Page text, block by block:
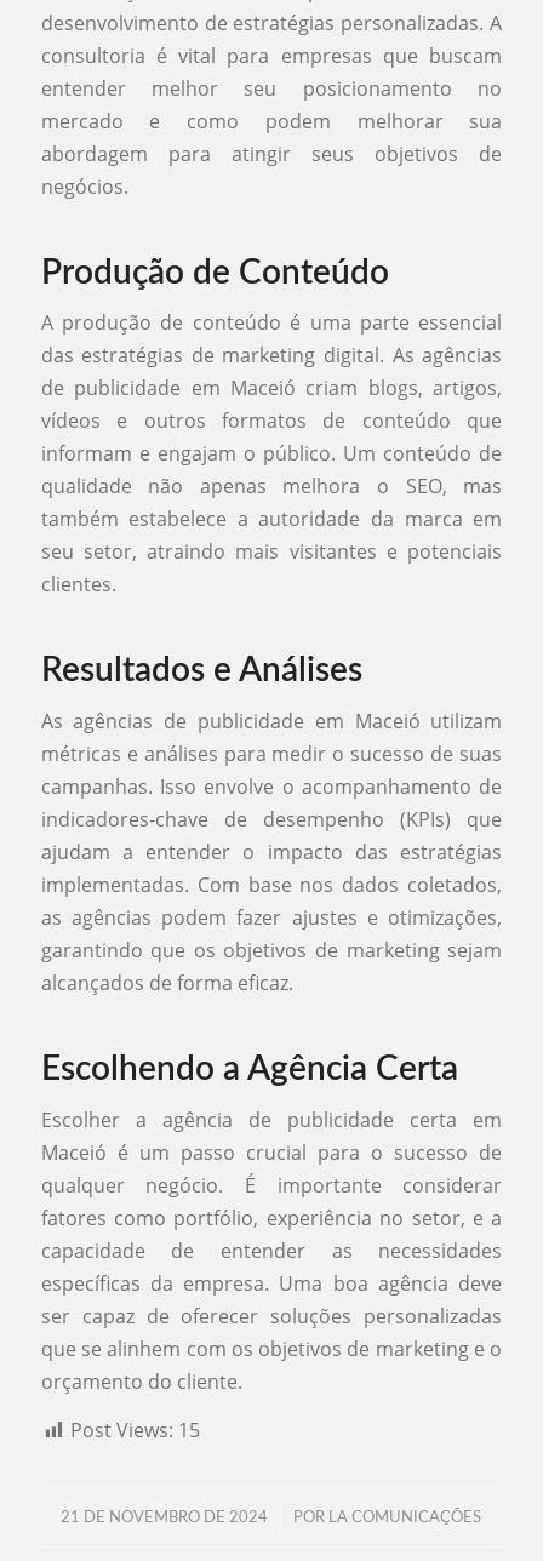
desenvolvimento de estratégias personalizadas. A
consultoria é vital para empresas que buscam
entender melhor seu posicionamento no
mercado e como podem melhorar sua
abordagem para atingir seus objetivos de
negócios.
Produção de Conteúdo
A produção de conteúdo é uma parte essencial
das estratégias de marketing digital. As agências
de publicidade em Maceió criam blogs, artigos,
vídeos e outros formatos de conteúdo que
informam e engajam o público. Um conteúdo de
qualidade não apenas melhora o SEO, mas
também estabelece a autoridade da marca em
seu setor, atraindo mais visitantes e potenciais
clientes.
Resultados e Análises
As agências de publicidade em Maceió utilizam
métricas e análises para medir o sucesso de suas
campanhas. Isso envolve o acompanhamento de
indicadores-chave de desempenho (KPIs) que
ajudam a entender o impacto das estratégias
implementadas. Com base nos dados coletados,
as agências podem fazer ajustes e otimizações,
garantindo que os objetivos de marketing sejam
alcançados de forma eficaz.
Escolhendo a Agência Certa
Escolher a agência de publicidade certa em
Maceió é um passo crucial para o sucesso de
qualquer negócio. É importante considerar
fatores como portfólio, experiência no setor, e a
capacidade de entender as necessidades
específicas da empresa. Uma boa agência deve
ser capaz de oferecer soluções personalizadas
que se alinhem com os objetivos de marketing e o
orçamento do cliente.
Post Views: 15
21 DE NOVEMBRO DE 2024
/ POR LA COMUNICAÇÕES